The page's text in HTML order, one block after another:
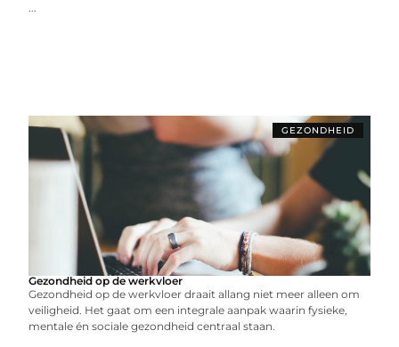
...
GEZONDHEID
Gezondheid op de werkvloer
Gezondheid op de werkvloer draait allang niet meer alleen om
veiligheid. Het gaat om een integrale aanpak waarin fysieke,
mentale én sociale gezondheid centraal staan.